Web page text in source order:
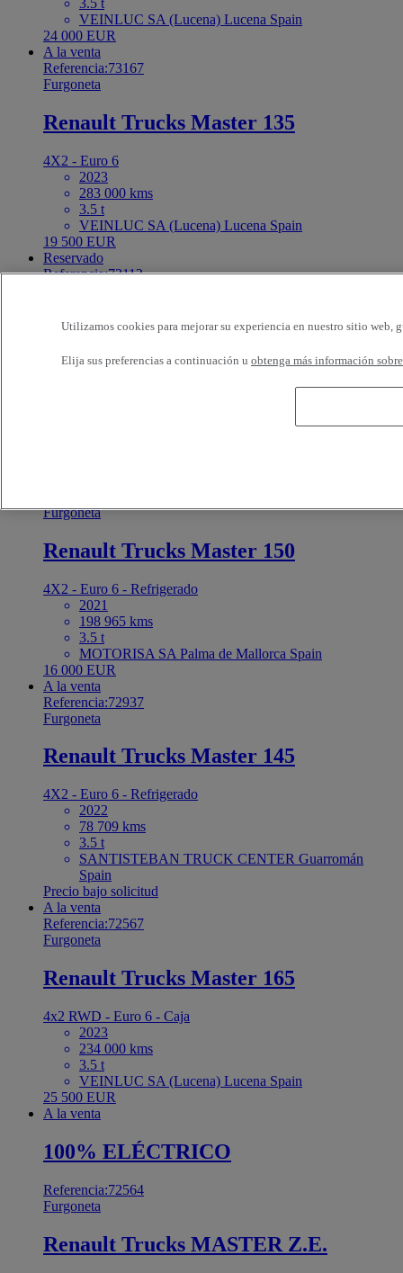
3.5 t
VEINLUC SA (Lucena) Lucena Spain
24 000 EUR
A la venta
Referencia:73167
Furgoneta
Renault Trucks Master 135
4X2 - Euro 6
2023
283 000 kms
3.5 t
VEINLUC SA (Lucena) Lucena Spain
19 500 EUR
Reservado
Referencia:73112
Renault Trucks Master
4X2 - Euro 6
RENAULT TRUCK CENTER S.A.U. (Alcalá) Alcalá
Furgoneta
Renault Trucks Master 150
4X2 - Euro 6 - Refrigerado
2021
198 965 kms
3.5 t
MOTORISA SA Palma de Mallorca Spain
16 000 EUR
A la venta
Referencia:72937
Furgoneta
Renault Trucks Master 145
4X2 - Euro 6 - Refrigerado
2022
78 709 kms
3.5 t
SANTISTEBAN TRUCK CENTER Guarromán
Spain
Precio bajo solicitud
A la venta
Referencia:72567
Furgoneta
Renault Trucks Master 165
4x2 RWD - Euro 6 - Caja
2023
234 000 kms
3.5 t
VEINLUC SA (Lucena) Lucena Spain
25 500 EUR
A la venta
100% ELÉCTRICO
Referencia:72564
Furgoneta
Renault Trucks MASTER Z.E.
Utilizamos cookies para mejorar su experiencia en nuestro sitio web,
Elija sus preferencias a continuación u obtenga más información